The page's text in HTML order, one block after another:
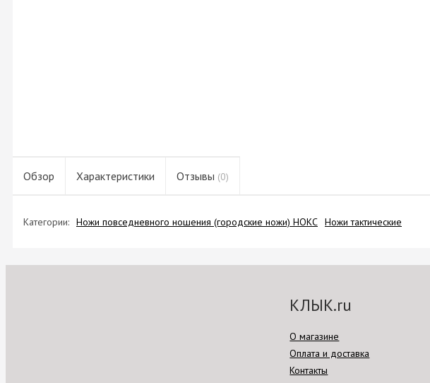
Обзор Характеристики Отзывы (0)
Категории: Ножи повседневного ношения (городские ножи) НОКС Ножи тактические
КЛЫК.ru
О магазине
Оплата и доставка
Контакты